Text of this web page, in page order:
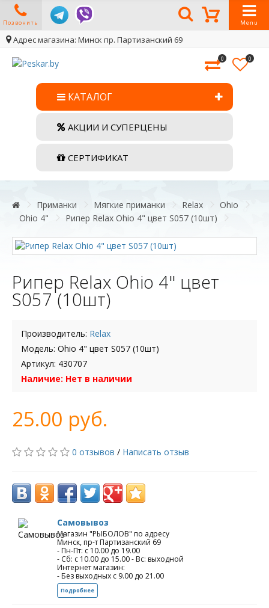
Позвонить Menu
Адрес магазина: Минск пр. Партизанский 69
0 0
КАТАЛОГ
АКЦИИ И СУПЕРЦЕНЫ
СЕРТИФИКАТ
Приманки Мягкие приманки Relax
Ohio
Ohio 4"
Рипер Relax Ohio 4" цвет S057 (10шт)
Рипер Relax Ohio 4" цвет
S057 (10шт)
Производитель: Relax
Модель: Ohio 4" цвет S057 (10шт)
Артикул: 430707
Наличие: Нет в наличии
25.00 руб.
0 отзывов / Написать отзыв
Самовывоз
Магазин "РЫБОЛОВ" по адресу
Минск, пр-т Партизанский 69
- Пн-Пт: с 10.00 до 19.00
- Сб: с 10.00 до 15.00 - Вс: выходной
Интернет магазин:
- Без выходных с 9.00 до 21.00
Подробнее